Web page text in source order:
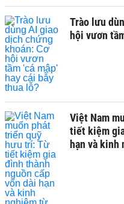
Trào lưu
hội vươn
Việt Nam
tiết kiệm
hạn và